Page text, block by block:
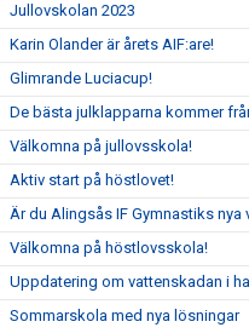
Jullovskolan 2023
Karin Olander är årets AIF:are!
Glimrande Luciacup!
De bästa julklapparna kommer
Välkomna på jullovsskola!
Aktiv start på höstlovet!
Är du Alingsås IF Gymnastiks nya
Välkomna på höstlovsskola!
Uppdatering om vattenskadan i
Sommarskola med nya lösningar